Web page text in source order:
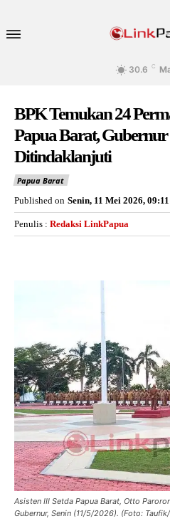
30.6 C
BPK Temukan 24
Papua Barat,
Ditindaklanjuti
Papua Barat
Published on Senin, 11 Mei 2026, 09:11
Penulis : Redaksi LinkPapua
Asisten III Setda Papua Barat, Otto
Gubernur, Senin (11/5/2026). (Foto: